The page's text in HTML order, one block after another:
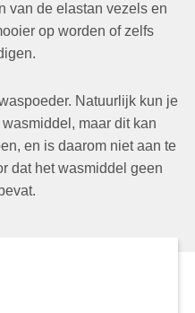
van de elastan vezels en
op worden of zelfs
Natuurlijk kun je
maar dit kan
en is daarom niet aan te
dat het wasmiddel geen